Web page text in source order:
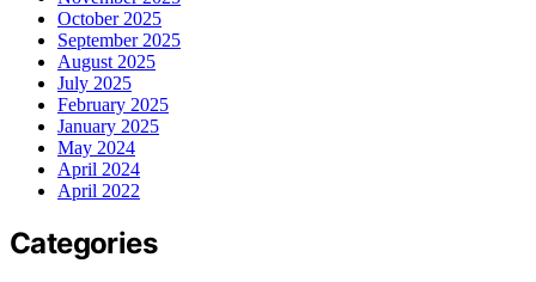
October 2025
September 2025
August 2025
July 2025
February 2025
January 2025
May 2024
April 2024
April 2022
Categories